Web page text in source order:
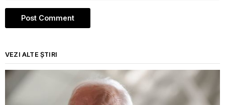
VEZI ALTE ȘTIRI